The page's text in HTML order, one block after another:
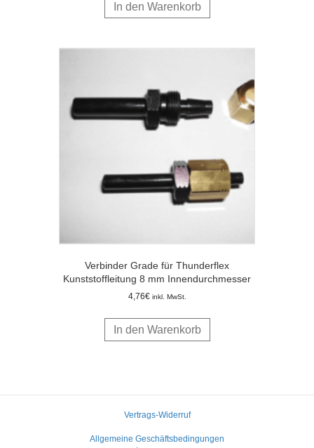
In den Warenkorb
Verbinder Grade für Thunderflex
Kunststoffleitung 8 mm Innendurchmesser
4,76€ inkl. MwSt.
In den Warenkorb
Vertrags-Widerruf
Allgemeine Geschäftsbedingungen